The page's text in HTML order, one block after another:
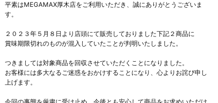
平素はMEGAMAX厚木店をご利用いただき、誠にありがとうございま
す。
２０２３年５月８日より店頭にて販売しておりました下記２商品に
賞味期限切れのものが混入していたことが判明いたしました。
つきましては対象商品を回収させていただくことになりました。
お客様には多大なるご迷惑をおかけすることになり、心よりお詫び申し
上げます。